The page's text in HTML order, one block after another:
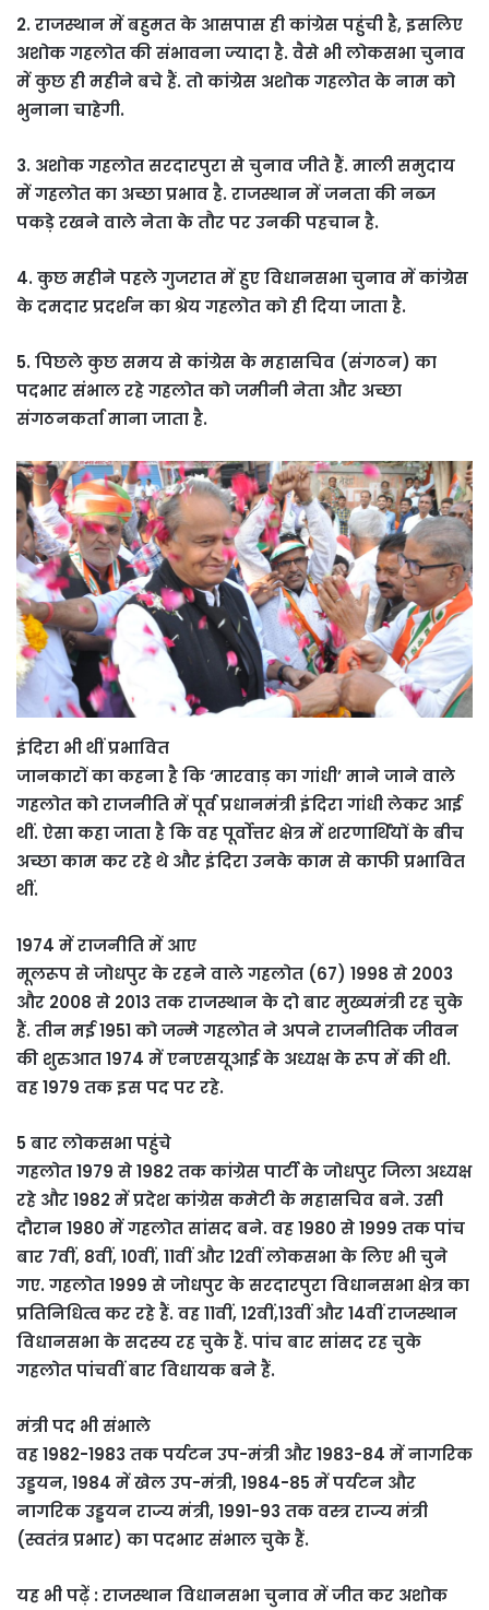
2. राजस्थान में बहुमत के आसपास ही कांग्रेस पहुंची है, इसलिए
अशोक गहलोत की संभावना ज्‍यादा है. वैसे भी लोकसभा चुनाव
में कुछ ही महीने बचे हैं. तो कांग्रेस अशोक गहलोत के नाम को
भुनाना चाहेगी.
3. अशोक गहलोत सरदारपुरा से चुनाव जीते हैं. माली समुदाय
में गहलोत का अच्छा प्रभाव है. राजस्थान में जनता की नब्‍ज
पकड़े रखने वाले नेता के तौर पर उनकी पहचान है.
4. कुछ महीने पहले गुजरात में हुए विधानसभा चुनाव में कांग्रेस
के दमदार प्रदर्शन का श्रेय गहलोत को ही दिया जाता है.
5. पिछले कुछ समय से कांग्रेस के महासचिव (संगठन) का
पदभार संभाल रहे गहलोत को जमीनी नेता और अच्छा
संगठनकर्ता माना जाता है.
इंदिरा भी थीं प्रभावित
जानकारों का कहना है कि ‘मारवाड़ का गांधी’ माने जाने वाले
गहलोत को राजनीति में पूर्व प्रधानमंत्री इंदिरा गांधी लेकर आई
थीं. ऐसा कहा जाता है कि वह पूर्वोत्तर क्षेत्र में शरणार्थियों के बीच
अच्छा काम कर रहे थे और इंदिरा उनके काम से काफी प्रभावित
थीं.
1974 में राजनीति में आए
मूलरूप से जोधपुर के रहने वाले गहलोत (67) 1998 से 2003
और 2008 से 2013 तक राजस्थान के दो बार मुख्यमंत्री रह चुके
हैं. तीन मई 1951 को जन्मे गहलोत ने अपने राजनीतिक जीवन
की शुरुआत 1974 में एनएसयूआई के अध्यक्ष के रूप में की थी.
वह 1979 तक इस पद पर रहे.
5 बार लोकसभा पहुंचे
गहलोत 1979 से 1982 तक कांग्रेस पार्टी के जोधपुर जिला अध्यक्ष
रहे और 1982 में प्रदेश कांग्रेस कमेटी के महासचिव बने. उसी
दौरान 1980 में गहलोत सांसद बने. वह 1980 से 1999 तक पांच
बार 7वीं, 8वीं, 10वीं, 11वीं और 12वीं लोकसभा के लिए भी चुने
गए. गहलोत 1999 से जोधपुर के सरदारपुरा विधानसभा क्षेत्र का
प्रतिनिधित्व कर रहे हैं. वह 11वीं, 12वीं,13वीं और 14वीं राजस्थान
विधानसभा के सदस्य रह चुके हैं. पांच बार सांसद रह चुके
गहलोत पांचवीं बार विधायक बने हैं.
मंत्री पद भी संभाले
वह 1982-1983 तक पर्यटन उप-मंत्री और 1983-84 में नागरिक
उड्डयन, 1984 में खेल उप-मंत्री, 1984-85 में पर्यटन और
नागरिक उड्डयन राज्य मंत्री, 1991-93 तक वस्त्र राज्य मंत्री
(स्वतंत्र प्रभार) का पदभार संभाल चुके हैं.
यह भी पढ़ें : राजस्थान विधानसभा चुनाव में जीत कर अशोक